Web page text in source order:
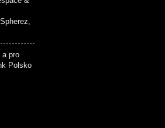
a pro
Polsko
punk